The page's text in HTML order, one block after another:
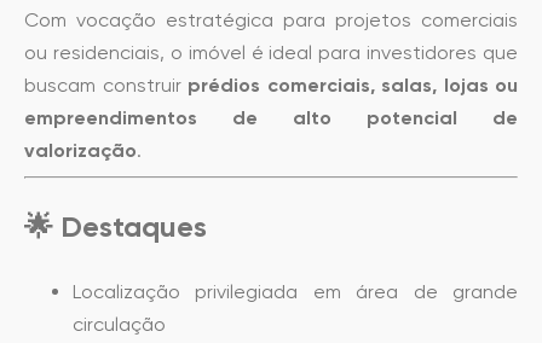
Com vocação estratégica para projetos comerciais
ou residenciais, o imóvel é ideal para investidores que
buscam construir prédios comerciais, salas, lojas ou
empreendimentos de alto potencial de
valorização.
🌟 Destaques
Localização privilegiada em área de grande
circulação